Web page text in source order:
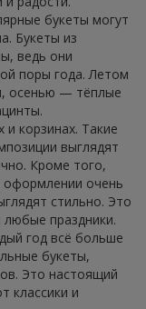
букеты могут
Букеты из
ведь они
поры года. Летом
осенью — тёплые
корзинах. Такие
выглядят
Кроме того,
оформлении очень
стильно. Это
праздники.
год всё больше
букеты,
Это настоящий
классики и